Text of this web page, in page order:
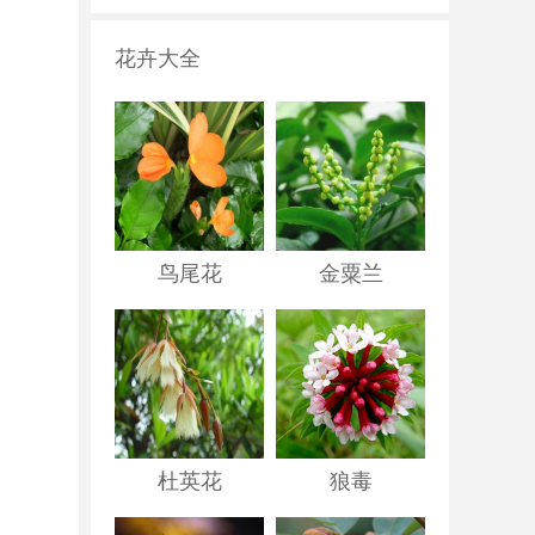
花卉大全
鸟尾花 金粟兰
杜英花 狼毒